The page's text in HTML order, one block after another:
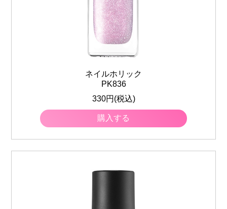
ネイルホリック
PK836
330円(税込)
購入する